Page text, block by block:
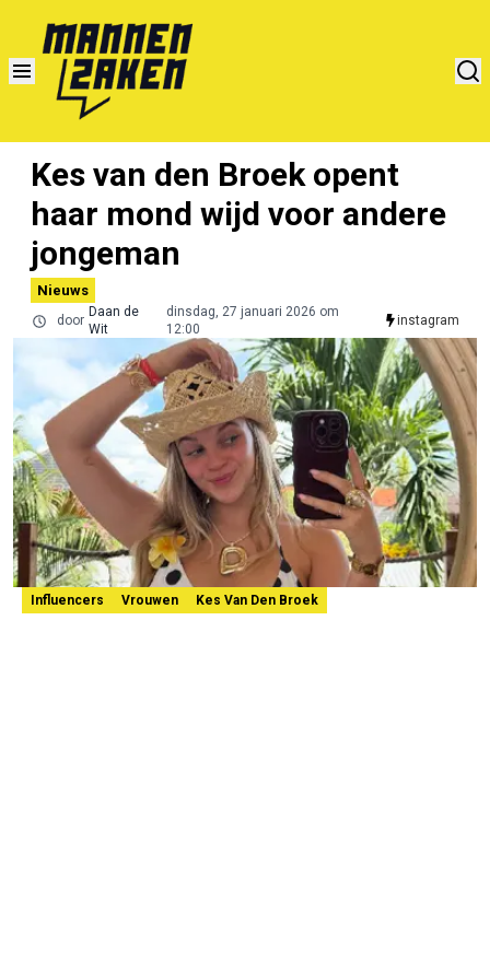
Kes van den Broek opent
haar mond wijd voor andere
jongeman
Nieuws
door
Daan de
Wit
dinsdag, 27 januari 2026 om
12:00
instagram
Influencers Vrouwen Kes Van Den Broek